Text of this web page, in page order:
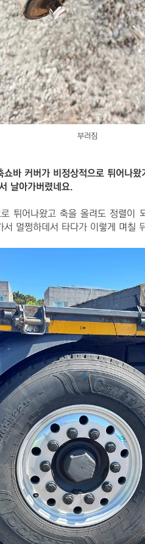
부러짐
바 커버가 비정상적으로 튀어나왔
날아가버렸네요.
튀어나왔고 축을 올려도 정렬이
멀쩡하데서 타다가 이렇게 며칠